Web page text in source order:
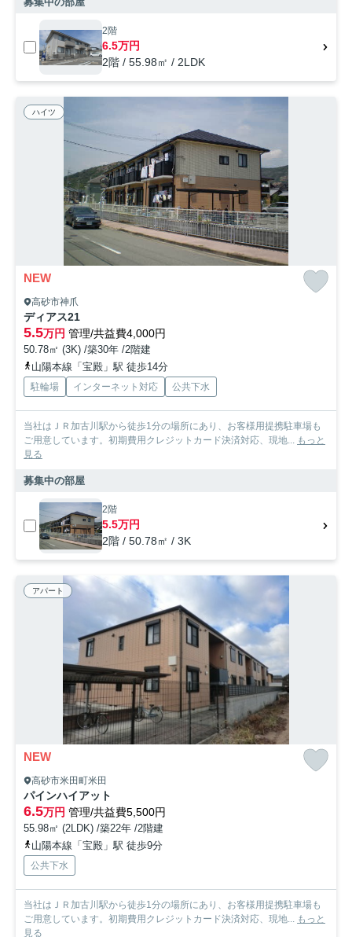
2階
6.5万円
2階 / 55.98㎡ / 2LDK
ハイツ
NEW
高砂市神爪
ディアス21
5.5万円 管理/共益費4,000円
50.78㎡ (3K) /築30年 /2階建
山陽本線「宝殿」駅 徒歩14分
駐輪場 インターネット対応 公共下水
当社はＪＲ加古川駅から徒歩1分の場所にあり、お客様用提携駐車場も
ご用意しています。初期費用クレジットカード決済対応、現地... もっと
見る
募集中の部屋
2階
5.5万円
2階 / 50.78㎡ / 3K
アパート
NEW
高砂市米田町米田
パインハイアット
6.5万円 管理/共益費5,500円
55.98㎡ (2LDK) /築22年 /2階建
山陽本線「宝殿」駅 徒歩9分
公共下水
当社はＪＲ加古川駅から徒歩1分の場所にあり、お客様用提携駐車場も
ご用意しています。初期費用クレジットカード決済対応、現地... もっと
見る